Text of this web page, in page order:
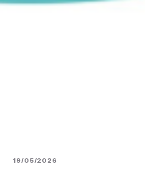
19/05/2026